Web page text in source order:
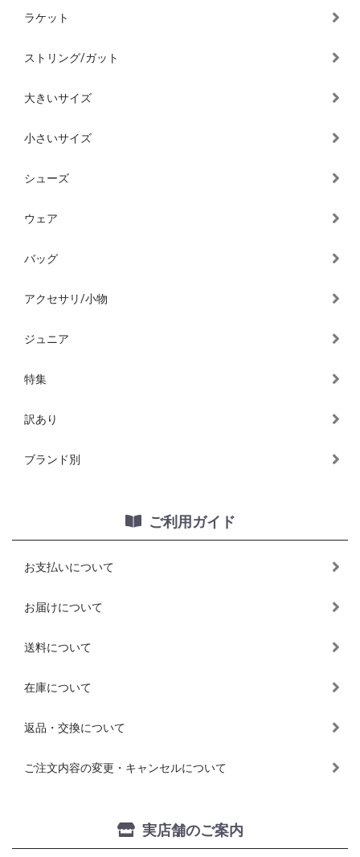
ラケット
ストリング/ガット
大きいサイズ
小さいサイズ
シューズ
ウェア
バッグ
アクセサリ/小物
ジュニア
特集
訳あり
ブランド別
ご利用ガイド
お支払いについて
お届けについて
送料について
在庫について
返品・交換について
ご注文内容の変更・キャンセルについて
実店舗のご案内